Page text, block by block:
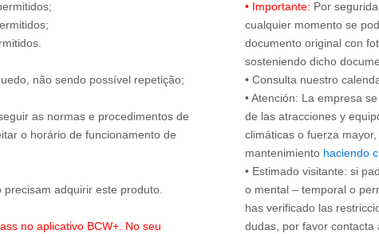
não sendo possível repetição;
as normas e procedimentos de
o horário de funcionamento de
precisam adquirir este produto.
no aplicativo BCW+. No seu
• Importante: Por
cualquier momento se
documento original con
sosteniendo dicho
• Consulta nuestro
• Atención: La empresa
de las atracciones y
climáticas o fuerza
mantenimiento haciendo
• Estimado visitante: si
o mental – temporal o
has verificado las
dudas, por favor contacta